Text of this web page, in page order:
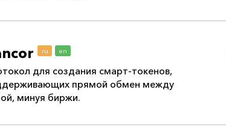
ru en
для создания смарт-токенов,
прямой обмен между
минуя биржи.